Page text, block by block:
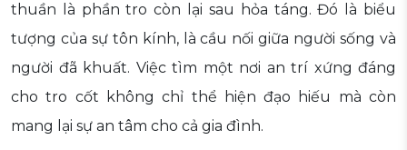
thuần là phần tro còn lại sau hỏa táng. Đó là biểu
tượng của sự tôn kính, là cầu nối giữa người sống và
người đã khuất. Việc tìm một nơi an trí xứng đáng
cho tro cốt không chỉ thể hiện đạo hiếu mà còn
mang lại sự an tâm cho cả gia đình.